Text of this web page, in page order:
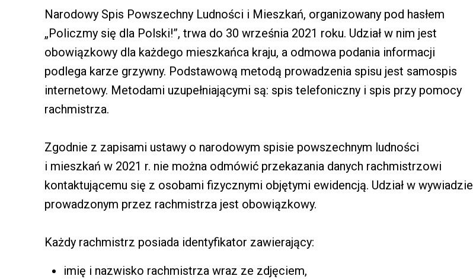
Narodowy Spis Powszechny Ludności i Mieszkań, organizowany pod hasłem
„Policzmy się dla Polski!”, trwa do 30 września 2021 roku. Udział w nim jest
obowiązkowy dla każdego mieszkańca kraju, a odmowa podania informacji
podlega karze grzywny. Podstawową metodą prowadzenia spisu jest samospis
internetowy. Metodami uzupełniającymi są: spis telefoniczny i spis przy pomocy
rachmistrza.
Zgodnie z zapisami ustawy o narodowym spisie powszechnym ludności
i mieszkań w 2021 r. nie można odmówić przekazania danych rachmistrzowi
kontaktującemu się z osobami fizycznymi objętymi ewidencją. Udział w wywiadzie
prowadzonym przez rachmistrza jest obowiązkowy.
Każdy rachmistrz posiada identyfikator zawierający:
imię i nazwisko rachmistrza wraz ze zdjęciem,